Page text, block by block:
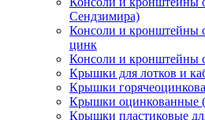
Сендзимира)
Консоли и кронштейны
цинк
Консоли и кронштейны
Крышки для лотков и
Крышки
Крышки оцинкованные
Крышки пластиковые